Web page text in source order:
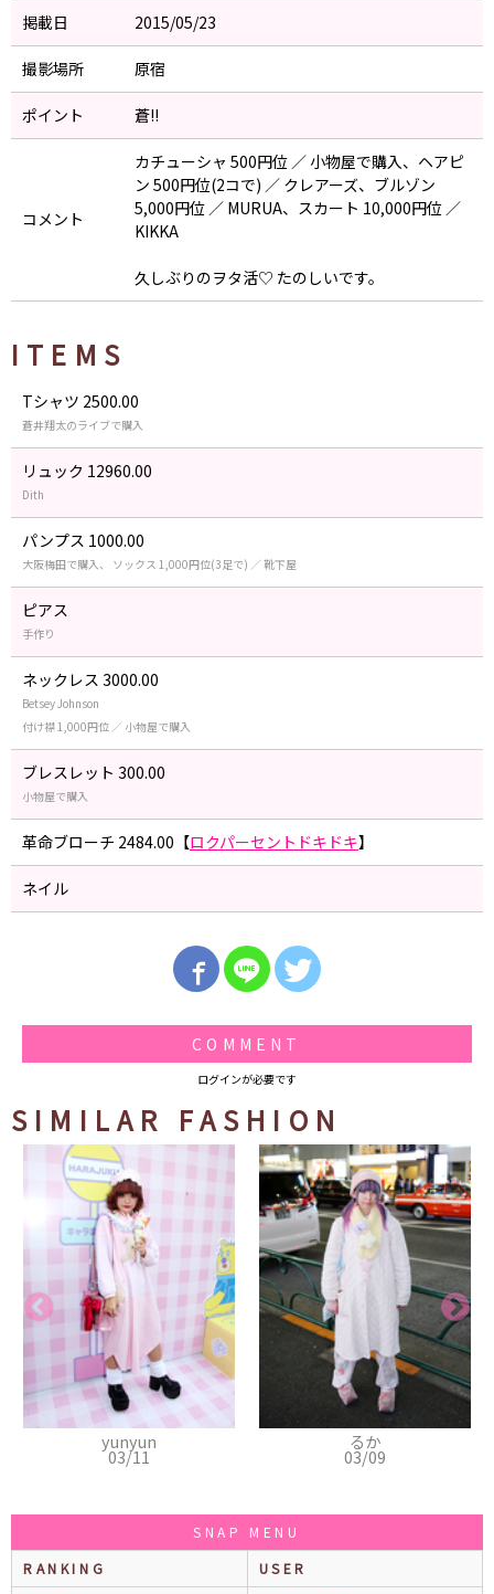
掲載日 2015/05/23
撮影場所 原宿
ポイント 蒼!!
コメント
カチューシャ 500円位 ／ 小物屋で購入、ヘアピ
ン 500円位(2コで) ／ クレアーズ、ブルゾン
5,000円位 ／ MURUA、スカート 10,000円位 ／
KIKKA
久しぶりのヲタ活♡ たのしいです。
ITEMS
Tシャツ 2500.00
蒼井翔太のライブで購入
リュック 12960.00
Dith
パンプス 1000.00
大阪梅田で購入、 ソックス 1,000円位(3足で) ／ 靴下屋
ピアス
手作り
ネックレス 3000.00
Betsey Johnson
付け襟 1,000円位 ／ 小物屋で購入
ブレスレット 300.00
小物屋で購入
革命ブローチ 2484.00【ロクパーセントドキドキ】
ネイル
COMMENT
ログインが必要です
SIMILAR FASHION
yunyun
SNAP MENU
RANKING
USER